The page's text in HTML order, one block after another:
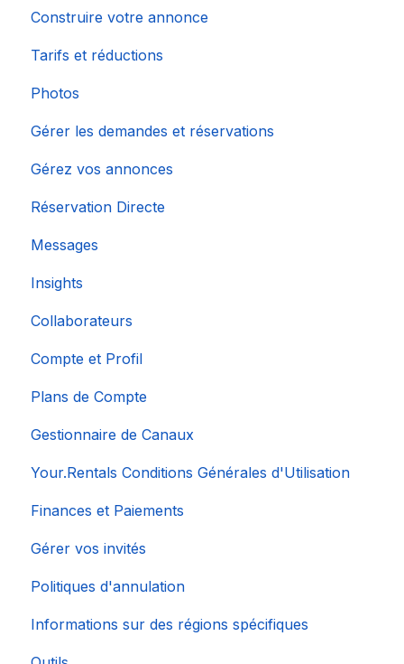
Construire votre annonce
Tarifs et réductions
Photos
Gérer les demandes et réservations
Gérez vos annonces
Réservation Directe
Messages
Insights
Collaborateurs
Compte et Profil
Plans de Compte
Gestionnaire de Canaux
Your.Rentals Conditions Générales d'Utilisation
Finances et Paiements
Gérer vos invités
Politiques d'annulation
Informations sur des régions spécifiques